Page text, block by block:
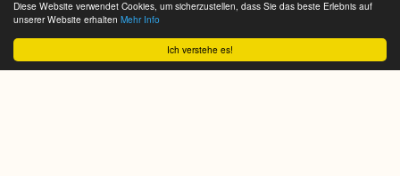
Ich verstehe es!
Diese Website verwendet Cookies, um sicherzustellen, dass Sie das beste Erlebnis auf
unserer Website erhalten Mehr Info